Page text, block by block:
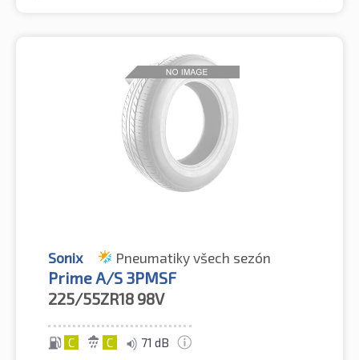
Sonix Pneumatiky všech sezón
Prime A/S 3PMSF
225/55ZR18 98V
C C 71 dB